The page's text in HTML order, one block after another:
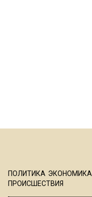
ПОЛИТИКА ЭКОНОМИКА
ПРОИСШЕСТВИЯ